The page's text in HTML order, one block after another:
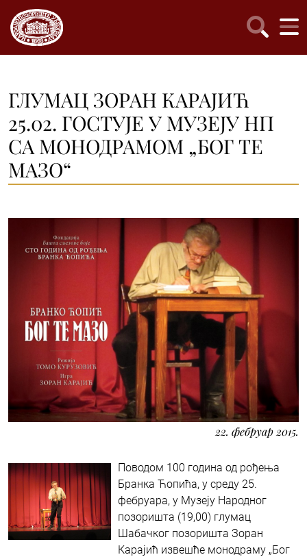
ГЛУМАЦ ЗОРАН КАРАЈИЋ
25.02. ГОСТУЈЕ У МУЗЕЈУ НП
СА МОНОДРАМОМ „БОГ ТЕ
МАЗО“
22. фебруар 2015.
Поводом 100 година од рођења
Бранка Ћопића, у среду 25.
фебруара, у Музеју Народног
позоришта (19,00) глумац
Шабачког позоришта Зоран
Карајић извешће монодраму „Бог